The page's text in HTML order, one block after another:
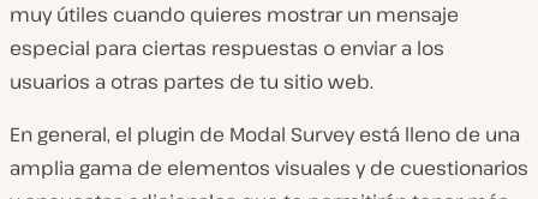
muy útiles cuando quieres mostrar un mensaje
especial para ciertas respuestas o enviar a los
usuarios a otras partes de tu sitio web.
En general, el plugin de Modal Survey está lleno de una
amplia gama de elementos visuales y de cuestionarios